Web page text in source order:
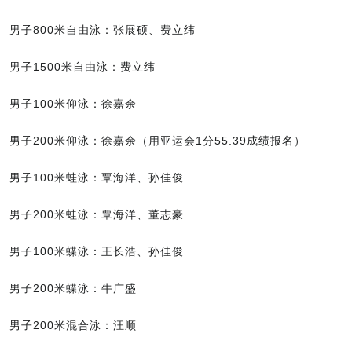
男子800米自由泳：张展硕、费立纬
男子1500米自由泳：费立纬
男子100米仰泳：徐嘉余
男子200米仰泳：徐嘉余（用亚运会1分55.39成绩报名）
男子100米蛙泳：覃海洋、孙佳俊
男子200米蛙泳：覃海洋、董志豪
男子100米蝶泳：王长浩、孙佳俊
男子200米蝶泳：牛广盛
男子200米混合泳：汪顺